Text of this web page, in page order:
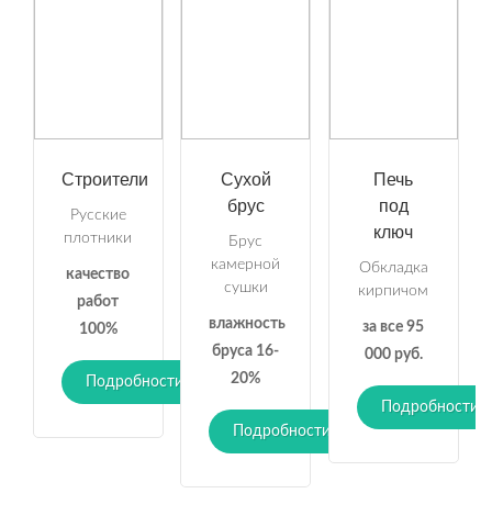
Строители
Русские
плотники
качество
работ
100%
Подробности
Сухой
брус
Брус
камерной
сушки
влажность
бруса 16-
20%
Подробности
Печь
под
ключ
Обкладка
кирпичом
за все 95
000 руб.
Подробности